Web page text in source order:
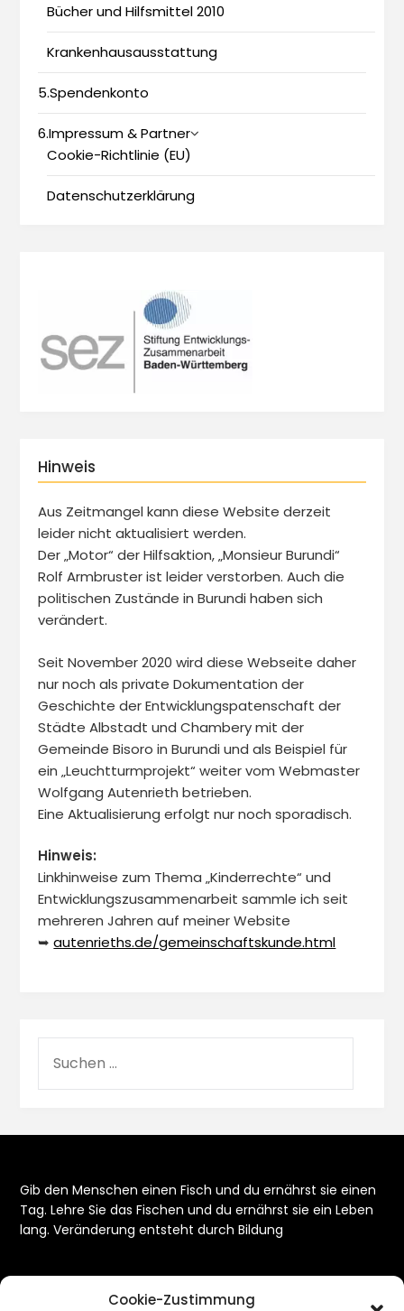
Cookie-Zustimmung
Bücher und Hilfsmittel 2010
Krankenhausausstattung
5.Spendenkonto
6.Impressum & Partner
Cookie-Richtlinie (EU)
Datenschutzerklärung
Hinweis
Aus Zeitmangel kann diese Website derzeit
leider nicht aktualisiert werden.
Der „Motor“ der Hilfsaktion, „Monsieur Burundi“
Rolf Armbruster ist leider verstorben. Auch die
politischen Zustände in Burundi haben sich
verändert.
Seit November 2020 wird diese Webseite daher
nur noch als private Dokumentation der
Geschichte der Entwicklungspatenschaft der
Städte Albstadt und Chambery mit der
Gemeinde Bisoro in Burundi und als Beispiel für
ein „Leuchtturmprojekt“ weiter vom Webmaster
Wolfgang Autenrieth betrieben.
Eine Aktualisierung erfolgt nur noch sporadisch.
Hinweis:
Linkhinweise zum Thema „Kinderrechte“ und
Entwicklungszusammenarbeit sammle ich seit
mehreren Jahren auf meiner Website
➥autenrieths.de/gemeinschaftskunde.html
Gib den Menschen einen Fisch und du ernährst sie einen
Tag. Lehre Sie das Fischen und du ernährst sie ein Leben
lang. Veränderung entsteht durch Bildung